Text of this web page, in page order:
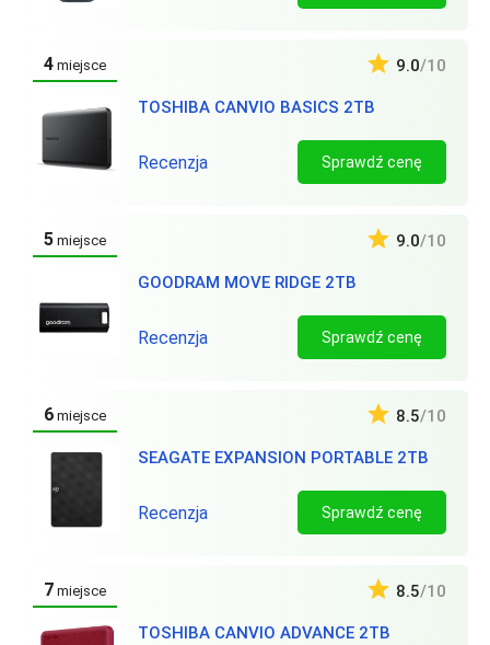
4 miejsce
TOSHIBA CANVIO BASICS 2TB
9.0/10
Recenzja Sprawdź cenę
5 miejsce
GOODRAM MOVE RIDGE 2TB
9.0/10
Recenzja Sprawdź cenę
6 miejsce
SEAGATE EXPANSION PORTABLE 2TB
8.5/10
Recenzja Sprawdź cenę
7 miejsce
TOSHIBA CANVIO ADVANCE 2TB
8.5/10